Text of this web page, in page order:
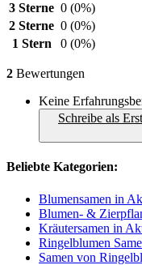
3 Sterne 0 (0%)
2 Sterne 0 (0%)
1 Stern
0 (0%)
2 Bewertungen
Keine
Schreibe als
Beliebte Kategorien:
Blumensamen in
Blumen- &
Kräutersamen in
Ringelblumen
Samen von